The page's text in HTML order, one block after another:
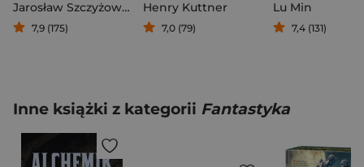
Jarosław Szczyżowski
7,9 (175)
Henry Kuttner
7,0 (79)
Lu Min
7,4 (131)
Inne książki z kategorii Fantastyka